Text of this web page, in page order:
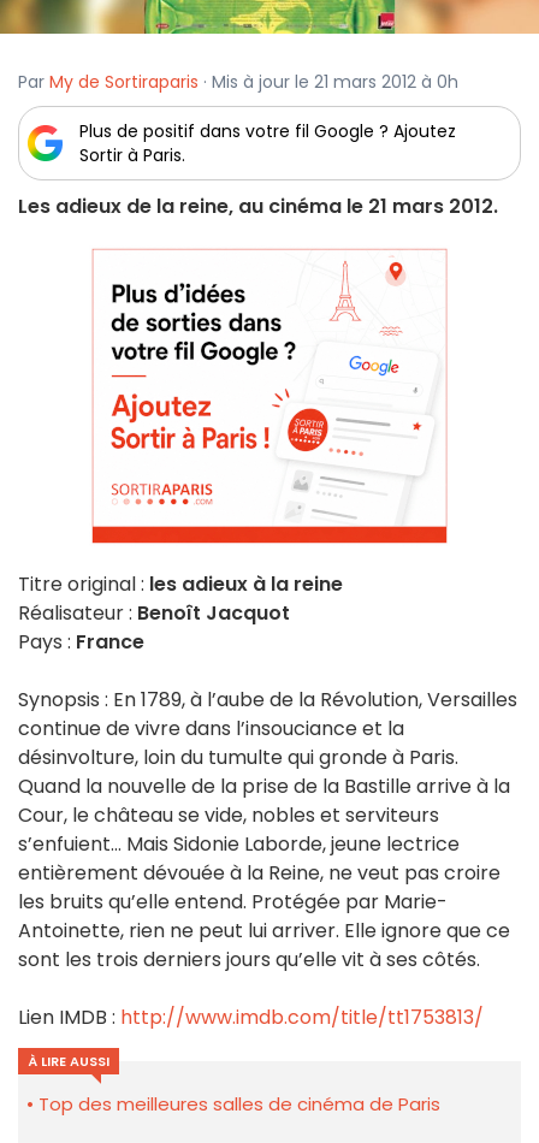
Par My de Sortiraparis · Mis à jour le 21 mars 2012 à 0h
Plus de positif dans votre fil Google ? Ajoutez
Sortir à Paris.
Les adieux de la reine, au cinéma le 21 mars 2012.
Titre original : les adieux à la reine
Réalisateur : Benoît Jacquot
Pays : France
Synopsis : En 1789, à l’aube de la Révolution, Versailles
continue de vivre dans l’insouciance et la
désinvolture, loin du tumulte qui gronde à Paris.
Quand la nouvelle de la prise de la Bastille arrive à la
Cour, le château se vide, nobles et serviteurs
s’enfuient… Mais Sidonie Laborde, jeune lectrice
entièrement dévouée à la Reine, ne veut pas croire
les bruits qu’elle entend. Protégée par Marie-
Antoinette, rien ne peut lui arriver. Elle ignore que ce
sont les trois derniers jours qu’elle vit à ses côtés.
Lien IMDB : http://www.imdb.com/title/tt1753813/
À LIRE AUSSI
Top des meilleures salles de cinéma de Paris